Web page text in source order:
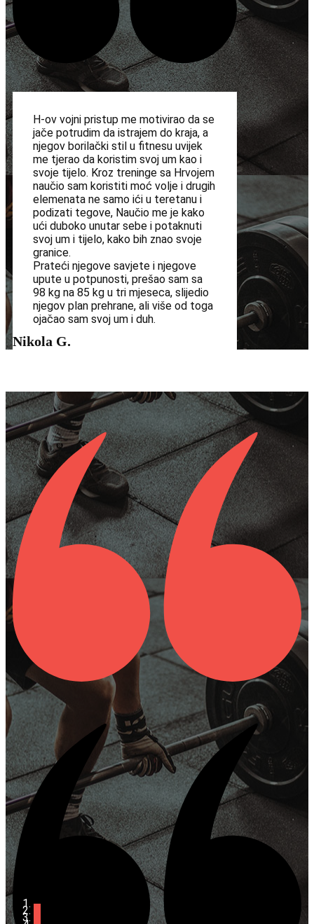
H-ov vojni pristup me motivirao da se
jače potrudim da istrajem do kraja, a
njegov borilački stil u fitnesu uvijek
me tjerao da koristim svoj um kao i
svoje tijelo. Kroz treninge sa Hrvojem
naučio sam koristiti moć volje i drugih
elemenata ne samo ići u teretanu i
podizati tegove, Naučio me je kako
ući duboko unutar sebe i potaknuti
svoj um i tijelo, kako bih znao svoje
granice.
Prateći njegove savjete i njegove
upute u potpunosti, prešao sam sa
98 kg na 85 kg u tri mjeseca, slijedio
njegov plan prehrane, ali više od toga
ojačao sam svoj um i duh.
Nikola G.